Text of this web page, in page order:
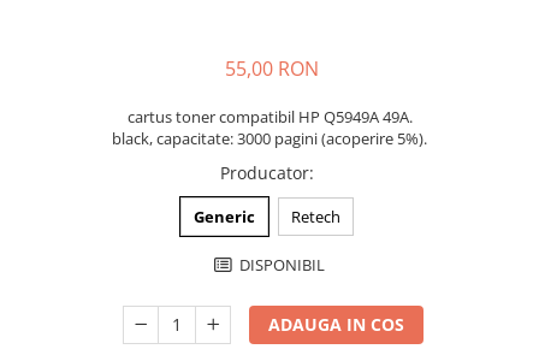
55,00 RON
cartus toner compatibil HP Q5949A 49A.
black, capacitate: 3000 pagini (acoperire 5%).
Producator:
Generic Retech
DISPONIBIL
ADAUGA IN COS